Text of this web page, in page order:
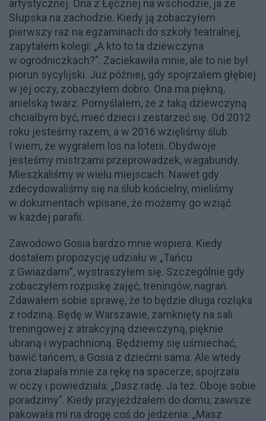
artystycznej. Ona z Łęcznej na wschodzie, ja ze
Słupska na zachodzie. Kiedy ją zobaczyłem
pierwszy raz na egzaminach do szkoły teatralnej,
zapytałem kolegi: „A kto to ta dziewczyna
w ogrodniczkach?”. Zaciekawiła mnie, ale to nie był
piorun sycylijski. Już później, gdy spojrzałem głębiej
w jej oczy, zobaczyłem dobro. Ona ma piękną,
anielską twarz. Pomyślałem, że z taką dziewczyną
chciałbym być, mieć dzieci i zestarzeć się. Od 2012
roku jesteśmy razem, a w 2016 wzięliśmy ślub.
I wiem, że wygrałem los na loterii. Obydwoje
jesteśmy mistrzami przeprowadzek, wagabundy.
Mieszkaliśmy w wielu miejscach. Nawet gdy
zdecydowaliśmy się na ślub kościelny, mieliśmy
w dokumentach wpisane, że możemy go wziąć
w każdej parafii.
Zawodowo Gosia bardzo mnie wspiera. Kiedy
dostałem propozycję udziału w „Tańcu
z Gwiazdami”, wystraszyłem się. Szczególnie gdy
zobaczyłem rozpiskę zajęć, treningów, nagrań.
Zdawałem sobie sprawę, że to będzie długa rozłąka
z rodziną. Będę w Warszawie, zamknięty na sali
treningowej z atrakcyjną dziewczyną, pięknie
ubraną i wypachnioną. Będziemy się uśmiechać,
bawić tańcem, a Gosia z dziećmi sama. Ale wtedy
żona złapała mnie za rękę na spacerze, spojrzała
w oczy i powiedziała: „Dasz radę. Ja też. Oboje sobie
poradzimy”. Kiedy przyjeżdżałem do domu, zawsze
pakowała mi na drogę coś do jedzenia: „Masz